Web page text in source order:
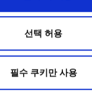
제공하여 사용자
해 사용됩니다. 예를
와 소통할 경우, 사
일부를 저희 파트
럼 선택적으로 쿠키
의를 구할 것입니
선택 허용
필수 쿠키만 사용
어
SNS 접속